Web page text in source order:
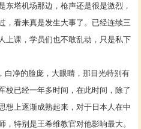
东塔机场那边，枪声还是很是激烈，
，看来真是发生大事了。已经连续三
上课，学员们也不敢乱动，只是私下
净的脸庞，大眼睛，那目光特别有
校已经一年多时间，在此时间，除了
想上逐渐成熟起来，对于日本人在中
特别是王希维教官对他影响最大。